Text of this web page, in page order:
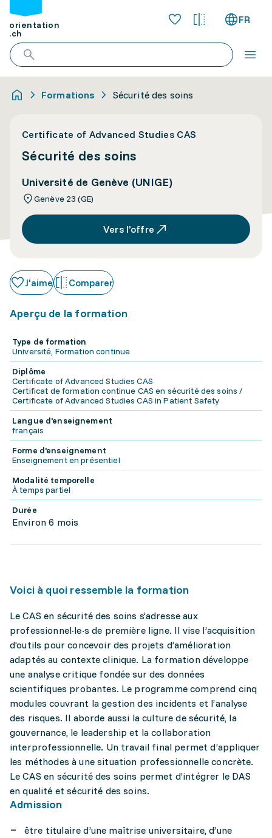
orientation
.ch
FR
Formations Sécurité des soins
Certificate of Advanced Studies CAS
Sécurité des soins
Université de Genève (UNIGE)
Genève 23 (GE)
Vers l’offre
J'aime Comparer
Aperçu de la formation
Type de formation
Université, Formation continue
Diplôme
Certificate of Advanced Studies CAS
Certificat de formation continue CAS en sécurité des soins /
Certificate of Advanced Studies CAS in Patient Safety
Langue d'enseignement
français
Forme d'enseignement
Enseignement en présentiel
Modalité temporelle
À temps partiel
Durée
Environ 6 mois
Voici à quoi ressemble la formation
Le CAS en sécurité des soins s’adresse aux
professionnel·le·s de première ligne. Il vise l’acquisition
d’outils pour concevoir des projets d’amélioration
adaptés au contexte clinique. La formation développe
une analyse critique fondée sur des données
scientifiques probantes. Le programme comprend cinq
modules couvrant la gestion des incidents et l’analyse
des risques. Il aborde aussi la culture de sécurité, la
gouvernance, le leadership et la collaboration
interprofessionnelle. Un travail final permet d’appliquer
les méthodes à une situation professionnelle concrète.
Le CAS en sécurité des soins permet d’intégrer le DAS
en qualité et sécurité des soins.
Admission
être titulaire d’une maîtrise universitaire, d’une